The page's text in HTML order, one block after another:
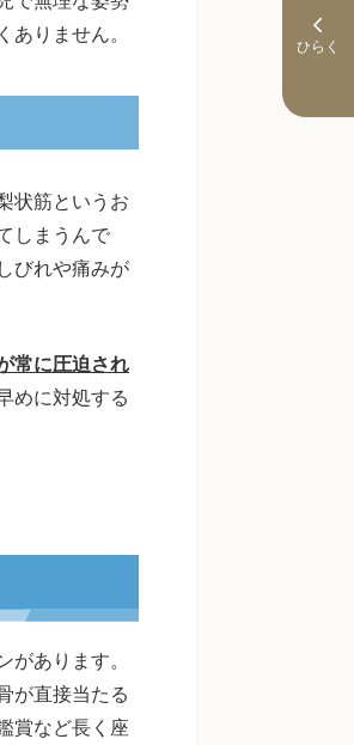
りません。
状筋というお
しまうんで
びれや痛みが
常に圧迫され
めに対処する
あります。
が直接当たる
賞など長く座